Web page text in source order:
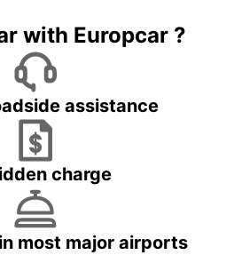
with Europcar ?
assistance
charge
most major airports